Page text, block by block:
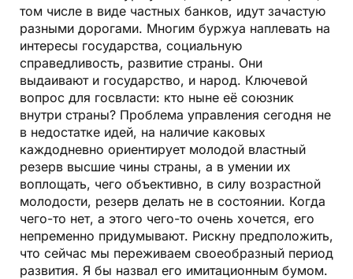
том числе в виде частных банков, идут зачастую
разными дорогами. Многим буржуа наплевать на
интересы государства, социальную
справедливость, развитие страны. Они
выдаивают и государство, и народ. Ключевой
вопрос для госвласти: кто ныне её союзник
внутри страны? Проблема управления сегодня не
в недостатке идей, на наличие каковых
каждодневно ориентирует молодой властный
резерв высшие чины страны, а в умении их
воплощать, чего объективно, в силу возрастной
молодости, резерв делать не в состоянии. Когда
чего-то нет, а этого чего-то очень хочется, его
непременно придумывают. Рискну предположить,
что сейчас мы переживаем своеобразный период
развития. Я бы назвал его имитационным бумом.